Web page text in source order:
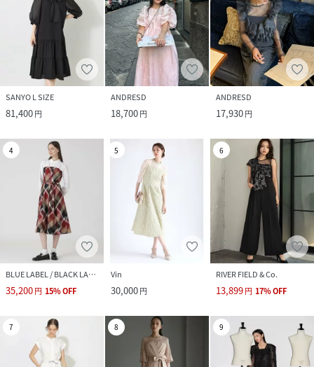
SANYO L SIZE
81,400円
ANDRESD
18,700円
ANDRESD
17,930円
4
BLUE LABEL / BLACK LABEL CRESTBRIDGE
35,200円 15%OFF
5
Vin
30,000円
6
RIVER FIELD & Co.
13,899円 17%OFF
7 8 9